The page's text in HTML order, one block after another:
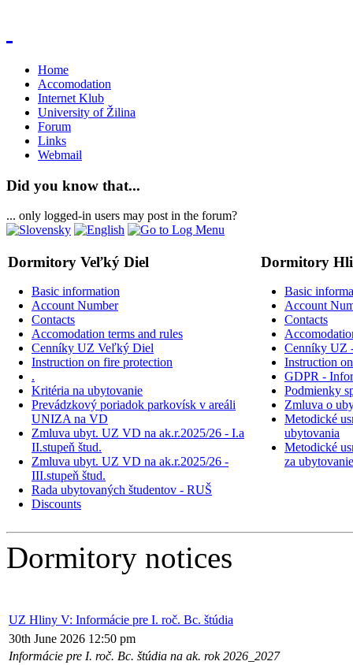
Home
Accomodation
Internet Klub
University of Žilina
Forum
Links
Webmail
Did you know that...
... only logged-in users may post in the forum?
Dormitory Veľký Diel Dormitory
Basic information
Account Number
Contacts
Accomodation terms and rules
Cenníky UZ Veľký Diel
Instruction on fire protection
.
Kritéria na ubytovanie
Prevádzkový poriadok parkovísk v areáli
UNIZA na VD
Zmluva ubyt. UZ VD na ak.r.2025/26 - I.a
II.stupeň štud.
Zmluva ubyt. UZ VD na ak.r.2025/26 -
III.stupeň štud.
Rada ubytovaných študentov - RUŠ
Discounts
Basic
Account
Contacts
Cenníky UZ
Instruction
GDPR -
Podmienky
Zmluva o
Metodické
ubytovania
Metodické
za ubytovanie
Dormitory notices
UZ Hliny V: Informácie pre I. roč. Bc. štúdia
30th June 2026 12:50 pm
Informácie pre I. roč. Bc. štúdia na ak. rok 2026_2027